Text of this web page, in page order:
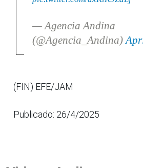
— Agencia Andina
(@Agencia_Andina)
(FIN) EFE/JAM
Publicado: 26/4/2025